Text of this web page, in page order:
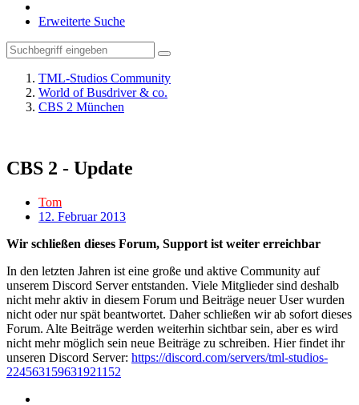
Erweiterte Suche
TML-Studios Community
World of Busdriver & co.
CBS 2 München
CBS 2 - Update
Tom
12. Februar 2013
Wir schließen dieses Forum, Support ist weiter erreichbar
In den letzten Jahren ist eine große und aktive Community auf
unserem Discord Server entstanden. Viele Mitglieder sind deshalb
nicht mehr aktiv in diesem Forum und Beiträge neuer User wurden
nicht oder nur spät beantwortet. Daher schließen wir ab sofort dieses
Forum. Alte Beiträge werden weiterhin sichtbar sein, aber es wird
nicht mehr möglich sein neue Beiträge zu schreiben. Hier findet ihr
unseren Discord Server: https://discord.com/servers/tml-studios-
224563159631921152